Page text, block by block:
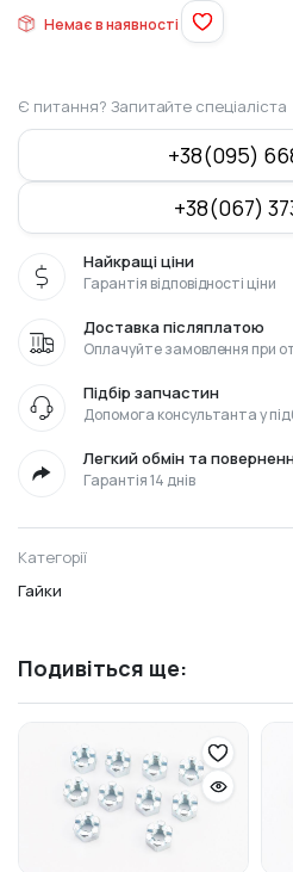
Немає в наявності
Є питання? Запитайте спеціаліста
+38(095)
+38(067)
Найкращі ціни
Гарантія відповідності ціни
Доставка післяплатою
Оплачуйте замовлення при
Підбір запчастин
Допомога консультанта у
Легкий обмін та
Гарантія 14 днів
Категорії
Гайки
Подивіться ще: